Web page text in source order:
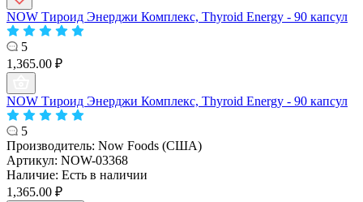
NOW Тироид Энерджи Комплекс, Thyroid Energy - 90 капсул
5
1,365.00 ₽
NOW Тироид Энерджи Комплекс, Thyroid Energy - 90 капсул
5
Производитель: Now Foods (США)
Артикул: NOW-03368
Наличие: Есть в наличии
1,365.00 ₽